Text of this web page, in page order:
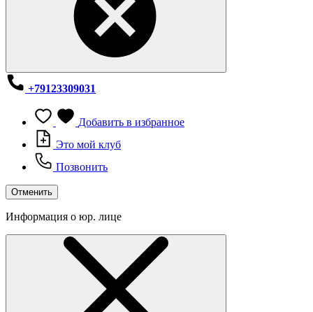
+79123309031
Добавить в избранное
Это мой клуб
Позвонить
Отменить
Информация о юр. лице